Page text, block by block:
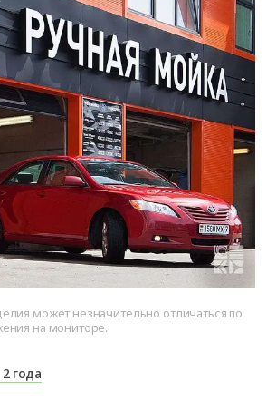
может незначительно отличаться по
на мониторе.
года